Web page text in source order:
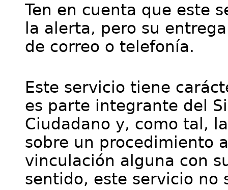
Ten en cuenta que este
la alerta, pero su
de correo o telefonía.
Este servicio tiene
es parte integrante del
Ciudadano y, como tal,
sobre un procedimiento
vinculación alguna con
sentido, este servicio no